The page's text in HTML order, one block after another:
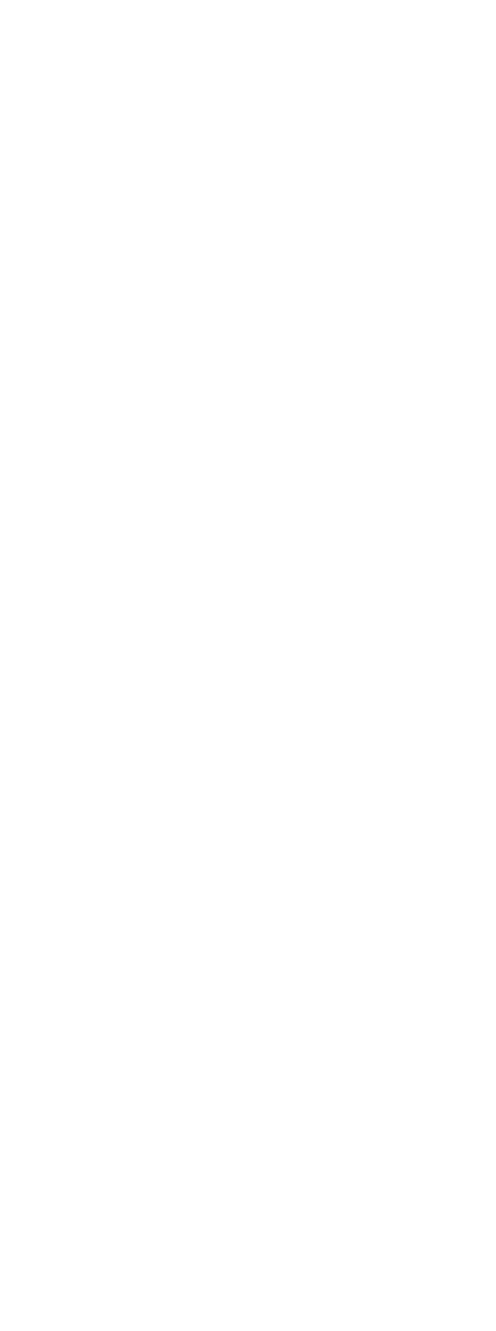
erkennen mussten.
von der Antragsgegenerin oder vom Antragsgegner
rund um die Uhr und kostenfrei Beratung durch
oder
und Integration Baden-Württemberg.